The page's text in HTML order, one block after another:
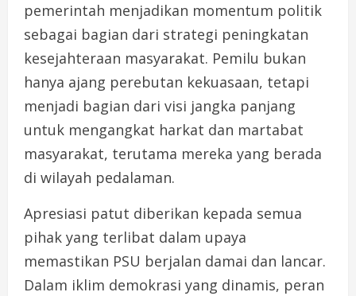
pemerintah menjadikan momentum politik
sebagai bagian dari strategi peningkatan
kesejahteraan masyarakat. Pemilu bukan
hanya ajang perebutan kekuasaan, tetapi
menjadi bagian dari visi jangka panjang
untuk mengangkat harkat dan martabat
masyarakat, terutama mereka yang berada
di wilayah pedalaman.
Apresiasi patut diberikan kepada semua
pihak yang terlibat dalam upaya
memastikan PSU berjalan damai dan lancar.
Dalam iklim demokrasi yang dinamis, peran